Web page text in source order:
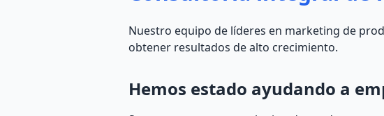
Nuestro equipo de líderes en marketing de
obtener resultados de alto crecimiento.
Hemos estado ayudando a